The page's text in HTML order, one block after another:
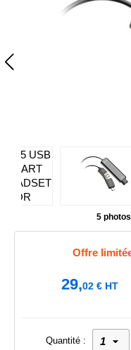
5 photos
Offre
29,02€HT
Quantité :